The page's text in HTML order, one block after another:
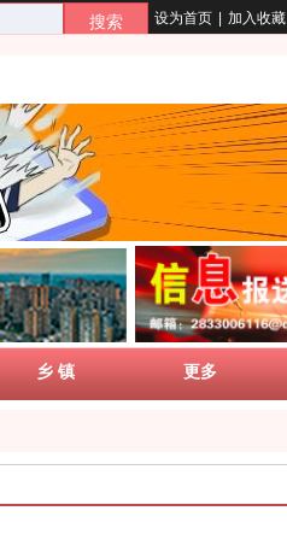
搜索 设为首页 加入收藏
乡 镇 更多